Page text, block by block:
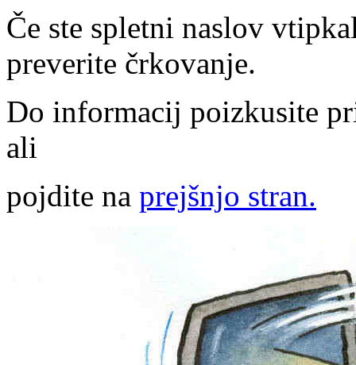
Če ste spletni naslov
preverite črkovanje.
Do informacij poizkusite
ali
pojdite na prejšnjo stran.